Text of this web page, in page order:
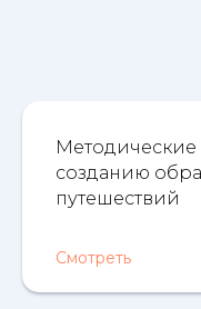
созданию
путешествий
Смотреть